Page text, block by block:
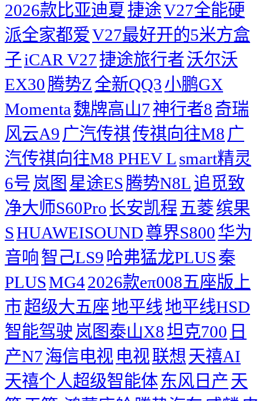
2026款比亚迪夏 捷途V27全能硬
派全家都爱V27最好开的5米方盒
子iCAR V27捷途旅行者沃尔沃
EX30腾势Z 全新QQ3小鹏GX
Momenta 魏牌高山7神行者8奇瑞
风云A9 广汽传祺传祺向往M8 广
汽传祺向往M8 PHEV L smart精灵
6号 岚图 星途ES腾势N8L 追觅致
净大师S60Pro长安凯程 五菱缤果
SHUAWEISOUND尊界S800华为
音响智己LS9 哈弗猛龙PLUS秦
PLUSMG42026款eπ008五座版上
市超级大五座地平线地平线HSD
智能驾驶 岚图泰山X8坦克700 日
产N7海信电视 电视联想 天禧AI
天禧个人超级智能体东风日产 天